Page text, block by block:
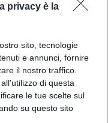
privacy è la
sito, tecnologie
e annunci, fornire
il nostro traffico.
di questa
le tue scelte sul
su questo sito
di denaro e
della
Colombia.
rivista Semana,
esplosive